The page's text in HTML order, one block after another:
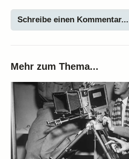
Schreibe einen Kommentar...
Mehr zum Thema...